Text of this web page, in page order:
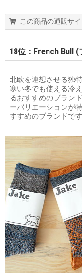
この商品の通販サ
18位：French Bull (
北欧を連想させる独
寒い冬でも使える冷
るおすすめのブラン
ーバリエーションが
すすめのブランドです